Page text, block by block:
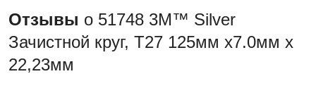
Отзывы о 51748 3M™ Silver
Зачистной круг, T27 125мм х7.0мм х
22,23мм